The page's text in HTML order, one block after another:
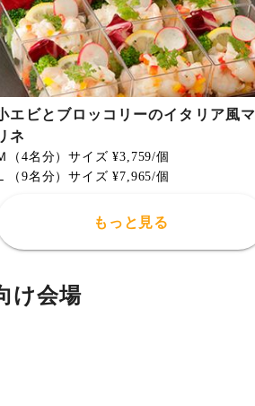
エビとブロッコリーのイタリア風マ
ネ
（4名分）サイズ ¥3,759/個
（9名分）サイズ ¥7,965/個
もっと見る
け会場